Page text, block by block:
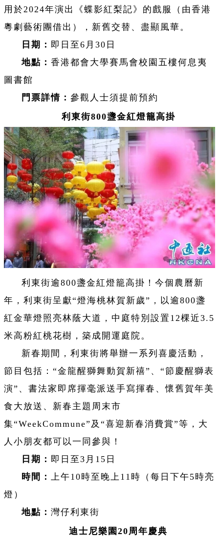
用於2024年演出《蝶影紅梨記》的戲服（由香港
粵劇藝術團借出），新舊交替、盡顯風華。
日期： 即日至6月30日
地點： 香港都會大學賽馬會校園五樓何息夷
圖書館
門票詳情： 參觀人士須提前預約
利東街800盞金紅燈籠高掛
利東街逾800盞金紅燈籠高掛！今個農曆新
年，利東街呈獻“燈海桃林賀新歲”，以逾800盞
紅金華燈照亮林蔭大道，中庭特別設置12棵近3.5
米高粉紅桃花樹，築成開運庭院。
新春期間，利東街將舉辦一系列喜慶活動，
節目包括：“金龍醒獅舞動賀新禧”、“節慶醒獅表
演”、書法家即席揮毫派送手寫揮春、懷舊賀年美
食大放送、新春主題周末市
集“WeekCommune”及“喜迎新春消費賞”等，大
人小朋友都可以一同參與！
日期： 即日至3月15日
時間： 上午10時至晚上11時（每日下午5時亮
燈）
地點： 灣仔利東街
迪士尼樂園20周年慶典